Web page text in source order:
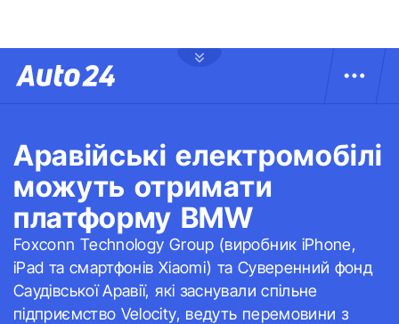
Аравійські електромобілі
можуть отримати
платформу BMW
Foxconn Technology Group (виробник iPhone,
iPad та смартфонів Xiaomi) та Суверенний фонд
Саудівської Аравії, які заснували спільне
підприємство Velocity, ведуть перемовини з